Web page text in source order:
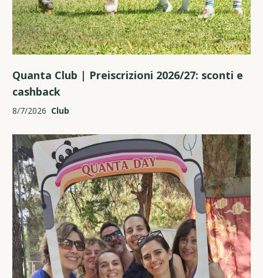
Quanta Club | Preiscrizioni 2026/27: sconti e
cashback
8/7/2026 Club